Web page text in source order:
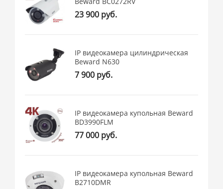
23 900 руб.
IP видеокамера цилиндрическая
Beward N630
7 900 руб.
IP видеокамера купольная Beward
BD3990FLM
77 000 руб.
IP видеокамера купольная Beward
B2710DMR